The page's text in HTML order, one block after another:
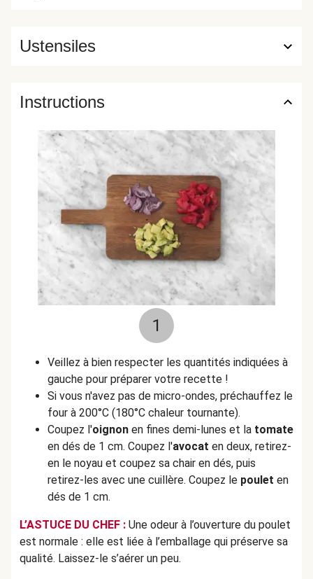
Ustensiles
Instructions
1
Veillez à bien respecter les quantités indiquées à
gauche pour préparer votre recette !
Si vous n'avez pas de micro-ondes, préchauffez le
four à 200°C (180°C chaleur tournante).
Coupez l'oignon en fines demi-lunes et la tomate
en dés de 1 cm. Coupez l'avocat en deux, retirez-
en le noyau et coupez sa chair en dés, puis
retirez-les avec une cuillère. Coupez le poulet en
dés de 1 cm.
L’ASTUCE DU CHEF : Une odeur à l’ouverture du poulet
est normale : elle est liée à l’emballage qui préserve sa
qualité. Laissez-le s’aérer un peu.